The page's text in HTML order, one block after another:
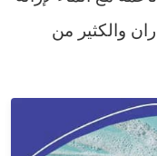
والكثير من